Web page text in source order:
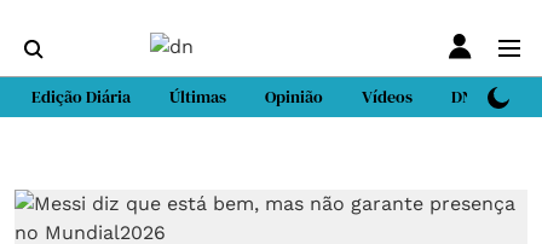
Edição Diária Últimas Opinião Vídeos DN Sport